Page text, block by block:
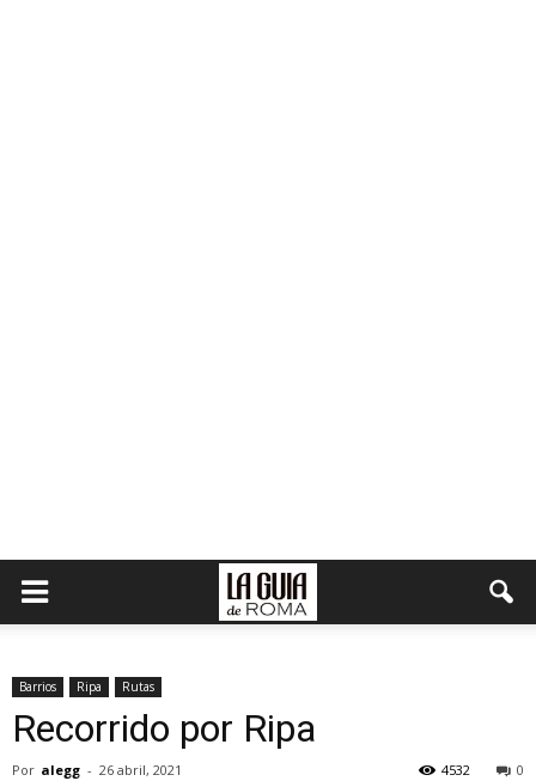
Barrios Ripa Rutas
Recorrido por Ripa
Por alegg - 26 abril, 2021 0
4532